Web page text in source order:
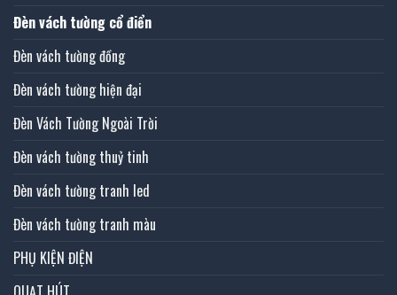
Đèn vách tường cổ điển
Đèn vách tường đồng
Đèn vách tường hiện đại
Đèn Vách Tường Ngoài Trời
Đèn vách tường thuỷ tinh
Đèn vách tường tranh led
Đèn vách tường tranh màu
PHỤ KIỆN ĐIỆN